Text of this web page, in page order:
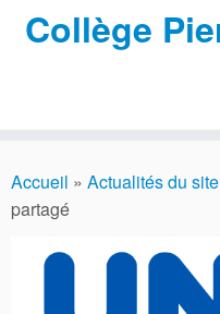
au
contenu
Collège
Accueil » Actualités du site
partagé